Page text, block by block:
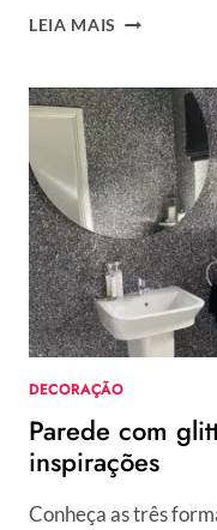
LEIA MAIS REGINA
O
VISUAL
E
FICA
PARA
NOVA
NOVELA
DECORAÇÃO
Parede com
inspirações
Conheça as três